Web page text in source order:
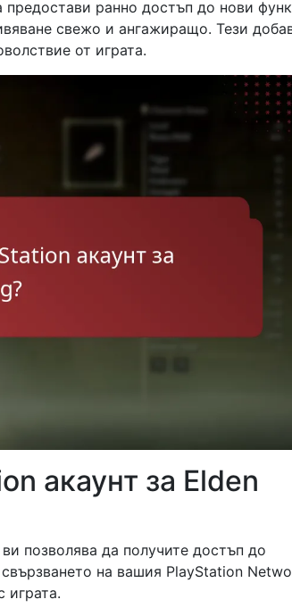
ранно достъп до нови
свежо и ангажиращо. Тези
от играта.
акаунт за Elden
позволява да получите достъп до
на вашия PlayStation
играта.